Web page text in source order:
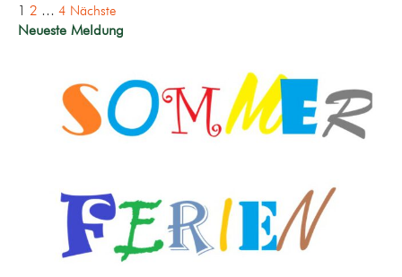
Seitennummerierung
der
1 2 … 4 Nächste
Neueste Meldung